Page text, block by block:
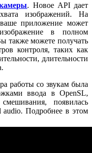
. Новое API дает
изображений. На
приложение может
в полном
также можете получать
контроля, таких как
длительности
работы со звукам была
ввода в OpenSL,
появилась
Подробнее в этом